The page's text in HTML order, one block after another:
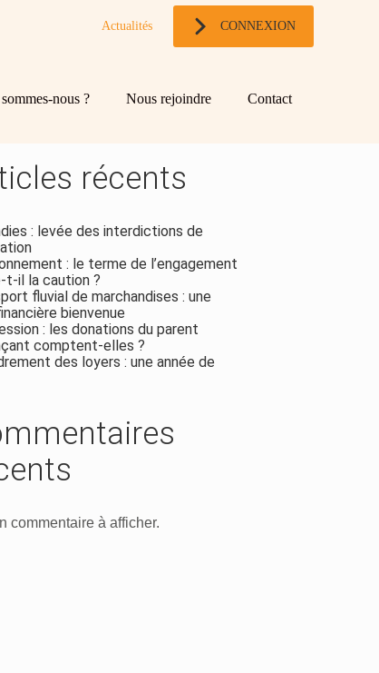
Actualités CONNEXION
nous ? Nous rejoindre Contact
récents
: levée des interdictions de
: le terme de l’engagement
t-il la caution ?
fluvial de marchandises : une
bienvenue
: les donations du parent
comptent-elles ?
des loyers : une année de
commentaire à afficher.